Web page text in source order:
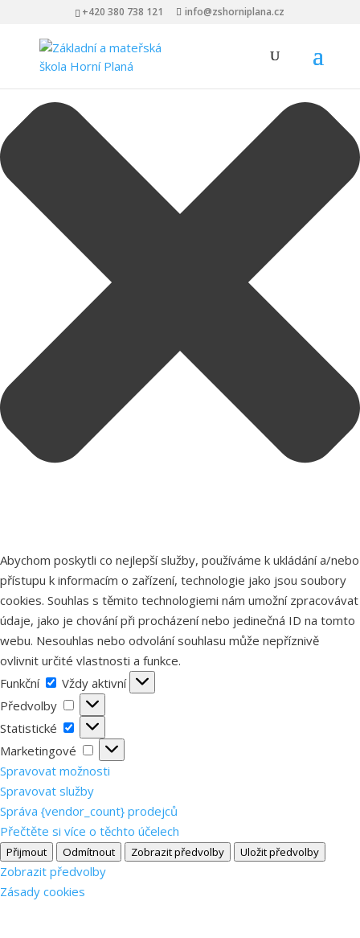
Spravovat Souhlas s cookies
Abychom poskytli co nejlepší služby, používáme k ukládání a/nebo
přístupu k informacím o zařízení, technologie jako jsou soubory
cookies. Souhlas s těmito technologiemi nám umožní zpracovávat
údaje, jako je chování při procházení nebo jedinečná ID na tomto
webu. Nesouhlas nebo odvolání souhlasu může nepříznivě
ovlivnit určité vlastnosti a funkce.
Funkční
Funkční
Vždy aktivní
Předvolby
Předvolby
Statistické
Statistické
Marketingové
Marketingové
Spravovat možnosti
Spravovat služby
Správa {vendor_count} prodejců
Přečtěte si více o těchto účelech
Přijmout Odmítnout Zobrazit předvolby Uložit předvolby
Zobrazit předvolby
Zásady cookies
+420 380 738 121 info@zshorniplana.cz